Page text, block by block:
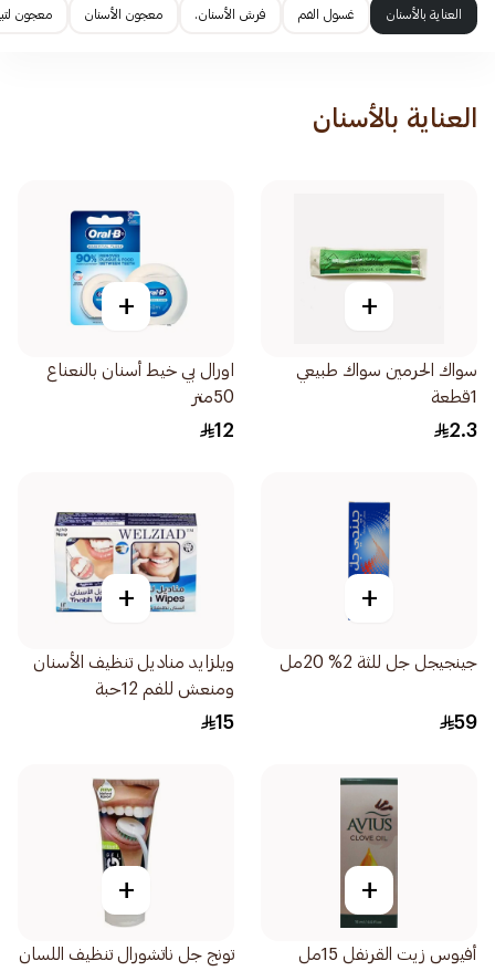
العناية بالأسنان غسول الفم فرش الأسنان. معجون الأسنان معجون
العناية بالأسنان
+
سواك الحرمين سواك طبيعي
1قطعة
2.3
+
اورال بي خيط أسنان بالنعناع
50متر
12
+
جينجيجل جل للثة 2% 20مل
59
+
ويلزايد مناديل تنظيف الأسنان
ومنعش للفم 12حبة
15
+
أفيوس زيت القرنفل 15مل
+
تونج جل ناتشورال تنظيف اللسان